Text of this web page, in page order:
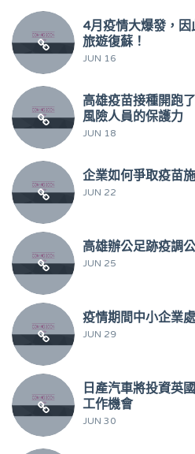
4月疫情大爆發，
旅遊復蘇！
JUN 16
高雄疫苗接種開跑
風險人員的保護力
JUN 18
企業如何爭取疫苗
JUN 22
高雄辦公足跡疫調
JUN 25
疫情期間中小企業
JUN 29
日產汽車將投資英
工作機會
JUN 30